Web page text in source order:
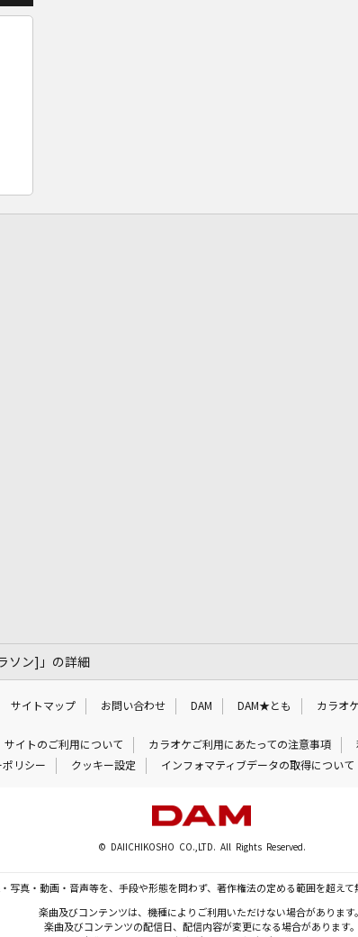
ン]」の詳細
サイトマップ お問い合わせ DAM DAM★とも カラオ
サイトのご利用について カラオケご利用にあたっての注意事項
リシー
クッキー設定 インフォマティブデータの取得について
© DAIICHIKOSHO CO.,LTD. All Rights Reserved.
写真・動画・音声等を、手段や形態を問わず、著作権法の定める範囲を超え
楽曲及びコンテンツは、機種によりご利用いただけない場合があります
楽曲及びコンテンツの配信日、配信内容が変更になる場合があります。